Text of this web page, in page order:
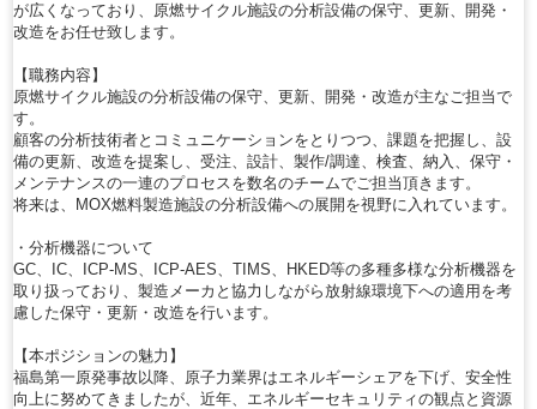
が広くなっており、原燃サイクル施設の分析設備の保守、更新、開発・
改造をお任せ致します。
【職務内容】
原燃サイクル施設の分析設備の保守、更新、開発・改造が主なご担当で
す。
顧客の分析技術者とコミュニケーションをとりつつ、課題を把握し、設
備の更新、改造を提案し、受注、設計、製作/調達、検査、納入、保守・
メンテナンスの一連のプロセスを数名のチームでご担当頂きます。
将来は、MOX燃料製造施設の分析設備への展開を視野に入れています。
・分析機器について
GC、IC、ICP-MS、ICP-AES、TIMS、HKED等の多種多様な分析機器を
取り扱っており、製造メーカと協力しながら放射線環境下への適用を考
慮した保守・更新・改造を行います。
【本ポジションの魅力】
福島第一原発事故以降、原子力業界はエネルギーシェアを下げ、安全性
向上に努めてきましたが、近年、エネルギーセキュリティの観点と資源